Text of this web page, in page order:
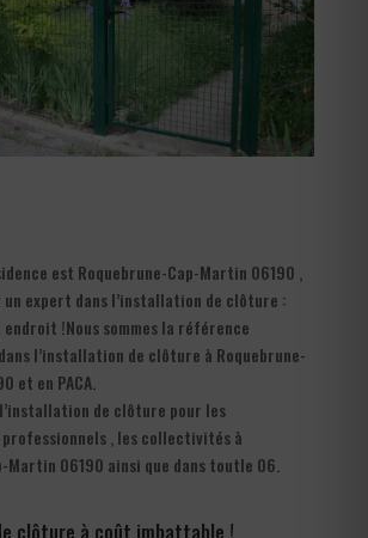
est Roquebrune-Cap-Martin 06190 ,
un expert dans l’installation de clôture :
endroit !Nous sommes la référence
l’installation de clôture à Roquebrune-
et en PACA.
de clôture pour les
, les collectivités à
Martin 06190 ainsi que dans toutle 06.
clôture à coût imbattable !